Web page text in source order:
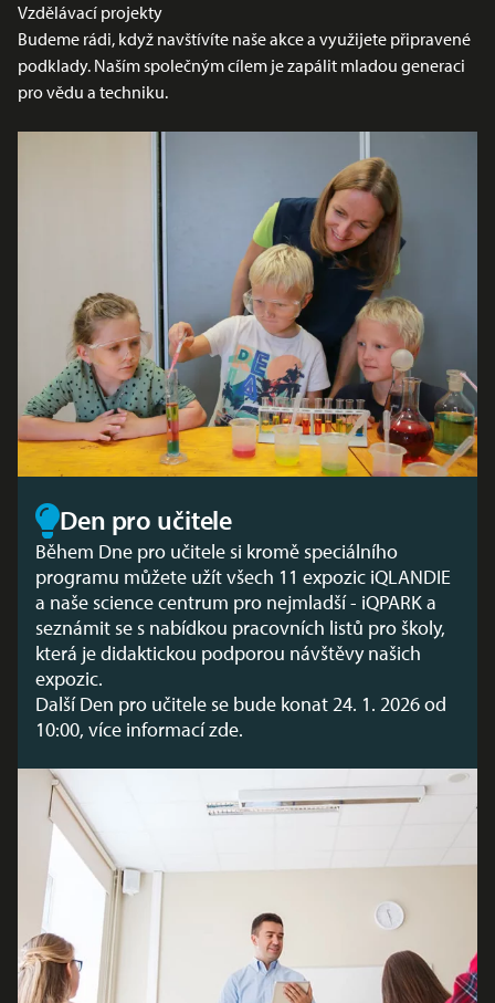
Vzdělávací projekty
Budeme rádi, když navštívíte naše akce a využijete připravené
podklady. Naším společným cílem je zapálit mladou generaci
pro vědu a techniku.
Den pro učitele
Během Dne pro učitele si kromě speciálního
programu můžete užít všech 11 expozic iQLANDIE
a naše science centrum pro nejmladší - iQPARK a
seznámit se s nabídkou pracovních listů pro školy,
která je didaktickou podporou návštěvy našich
expozic.
Další Den pro učitele se bude konat 24. 1. 2026 od
10:00, více informacízde.